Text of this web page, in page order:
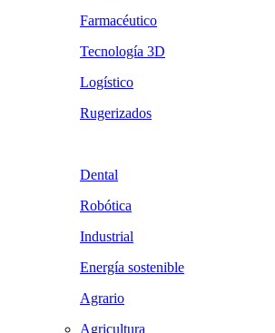
Farmacéutico
Tecnología 3D
Logístico
Rugerizados
Dental
Robótica
Industrial
Energía sostenible
Agrario
Agricultura